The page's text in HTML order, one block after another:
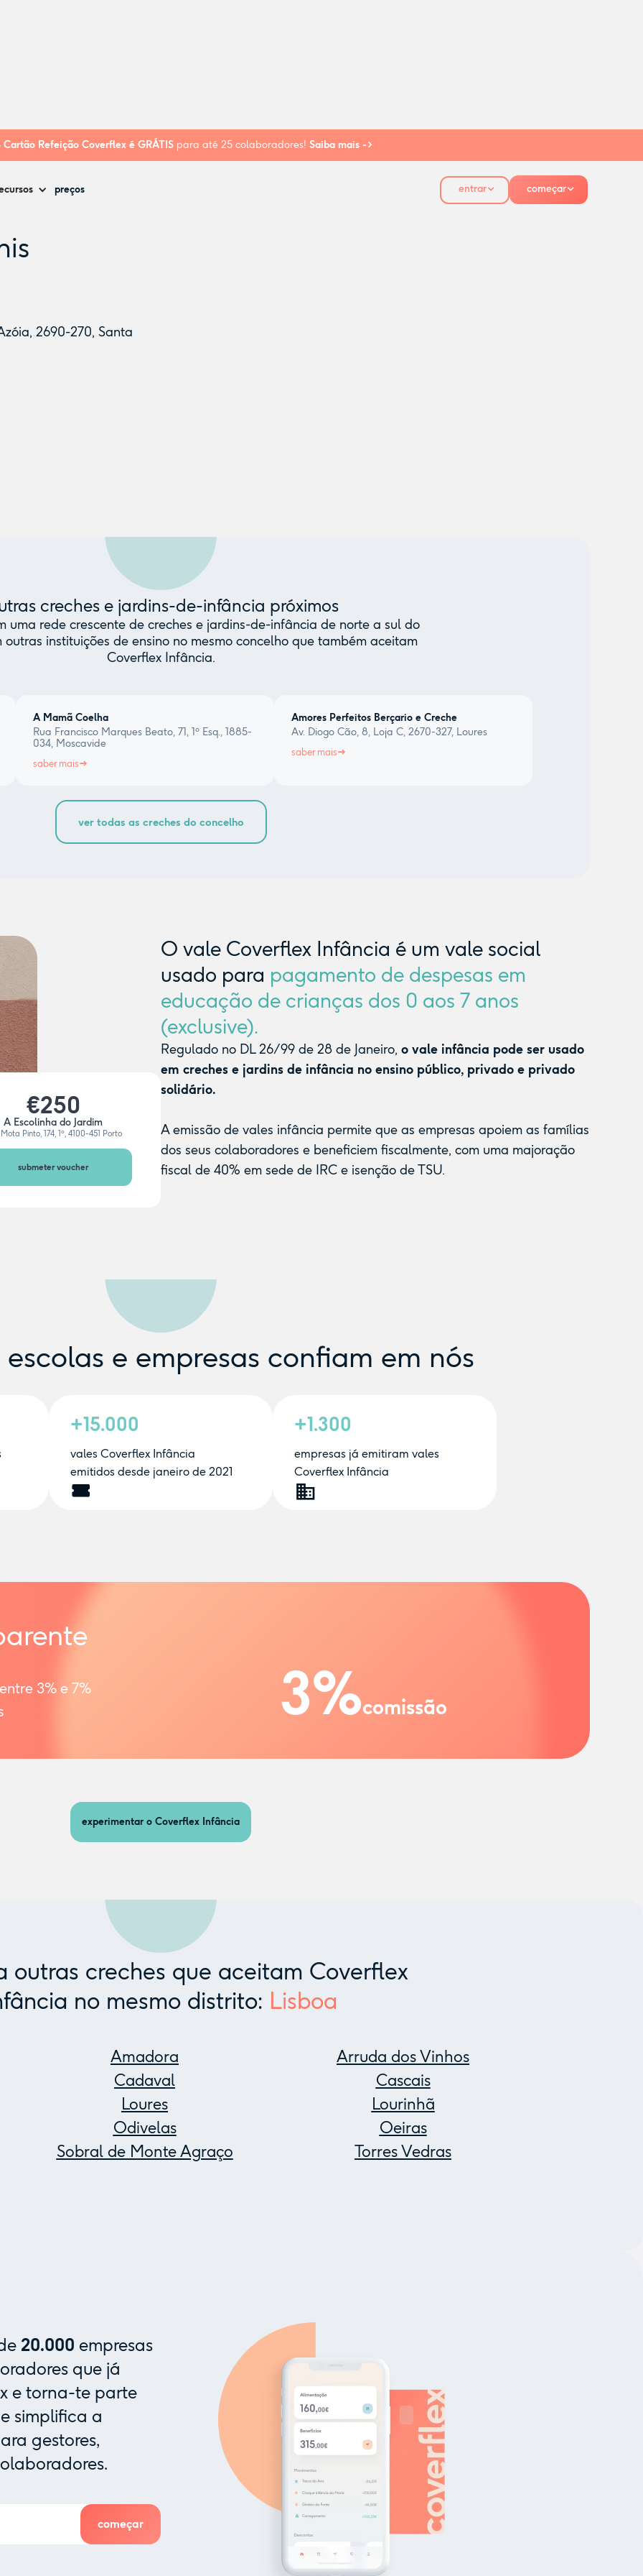
Cartão Refeição Coverflex é GRÁTIS para até 25 colaboradores! Saiba mais ->
preços entrar começar
2690-270, Santa
creches e jardins-de-infância próximos
uma rede crescente de creches e jardins-de-infância de norte a sul do
outras instituições de ensino no mesmo concelho que também aceitam
Coverflex Infância.
A Mamã Coelha
Rua Francisco Marques Beato, 71, 1º Esq., 1885-
034, Moscavide
saber mais
Amores Perfeitos Berçario e Creche
Av. Diogo Cão, 8, Loja C, 2670-327, Loures
saber mais
ver todas as creches do concelho
€250
A Escolinha do Jardim
Pinto, 174, 1º, 4100-451 Porto
submeter voucher
O vale Coverflex Infância é um vale social
usado para pagamento de despesas em
educação de crianças dos 0 aos 7 anos
(exclusive).
Regulado no DL 26/99 de 28 de Janeiro, o vale infância pode ser usado
em creches e jardins de infância no ensino público, privado e privado
solidário.
A emissão de vales infância permite que as empresas apoiem as famílias
dos seus colaboradores e beneficiem fiscalmente, com uma majoração
fiscal de 40% em sede de IRC e isenção de TSU.
e empresas confiam em nós
+15.000
vales Coverflex Infância
emitidos desde janeiro de 2021
+1.300
empresas já emitiram vales
Coverflex Infância
3% e 7%
3%comissão
experimentar o Coverflex Infância
outras creches que aceitam Coverflex
no mesmo distrito: Lisboa
Amadora
Arruda dos Vinhos
Cadaval
Cascais
Loures
Lourinhã
Odivelas
Oeiras
Sobral de Monte Agraço
Torres Vedras
20.000 empresas
que já
e torna-te parte
simplifica a
gestores,